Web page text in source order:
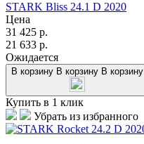
STARK Bliss 24.1 D 2020
Цена
31 425 р.
21 633 р.
Ожидается
В корзину В корзину В корзину
Купить в 1 клик
Убрать из избранного